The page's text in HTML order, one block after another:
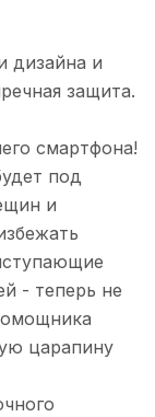
дизайна и
защита.
смартфона!
под
и
- теперь не
царапину